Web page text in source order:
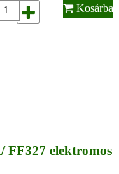
Kosárba
elektromos